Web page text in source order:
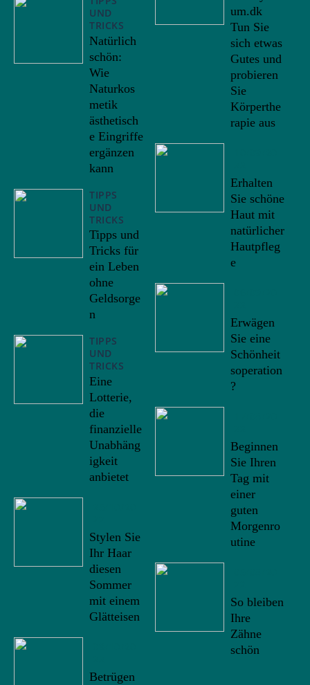
UND
TRICKS
Natürlich
schön:
Wie
Naturkos
metik
ästhetisch
e Eingriffe
ergänzen
kann
TIPPS
UND
TRICKS
Tipps und
Tricks für
ein Leben
ohne
Geldsorge
n
TIPPS
UND
TRICKS
Eine
Lotterie,
die
finanzielle
Unabhäng
igkeit
anbietet
Stylen Sie
Ihr Haar
diesen
Sommer
mit einem
Glätteisen
Betrügen
um.dk
Tun Sie
sich etwas
Gutes und
probieren
Sie
Körperthe
rapie aus
Erhalten
Sie schöne
Haut mit
natürlicher
Hautpfleg
e
Erwägen
Sie eine
Schönheit
soperation
?
Beginnen
Sie Ihren
Tag mit
einer
guten
Morgenro
utine
So bleiben
Ihre
Zähne
schön